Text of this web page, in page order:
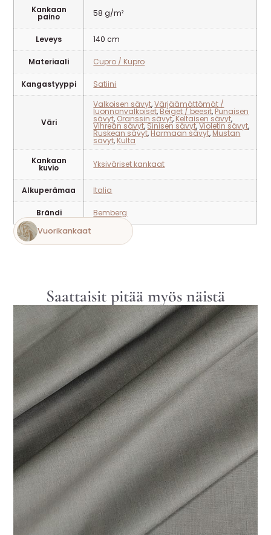
Kankaan
paino 58 g/m²
Leveys 140 cm
Materiaali Cupro / Kupro
Kangastyyppi Satiini
Väri
Valkoisen sävyt,Värjäämättömät /
luonnonvalkoiset,Beiget / beesit,Punaisen
sävyt,Oranssin sävyt,Keltaisen sävyt,
Vihreän sävyt,Sinisen sävyt,Violetin sävyt,
Ruskean sävyt,Harmaan sävyt,Mustan
sävyt,Kulta
Kankaan
kuvio Yksiväriset kankaat
Alkuperämaa Italia
Brändi
Bemberg
Vuorikankaat
Saattaisit pitää myös näistä